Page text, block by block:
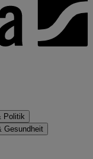
Politik
Gesundheit